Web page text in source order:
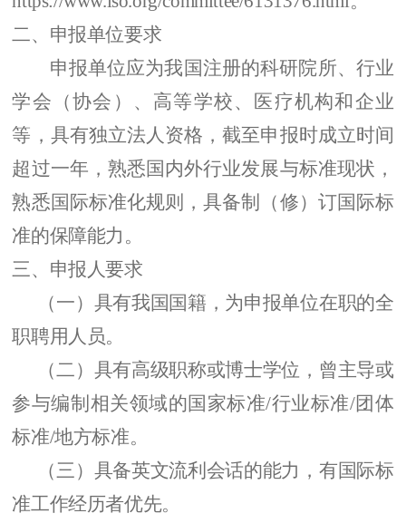
二、 申报单位要求
申报单位应为我国注册的科研院所、 行业
学会（协会）、 高等学校、 医疗机构和企业
等，具有独立法人资格，截至申报时成立时间
超过一年 ， 熟悉国内外行业发展与标准现状 ，
熟悉国际标准化规则，具备制（修）订国际标
准的保障能力。
三、 申报人要求
（一） 具有我国国籍，为申报单位在职的全
职聘用人员。
（二） 具有高级职称或博士学位， 曾主导或
参与编制相关领域的国家标准/行业标准/团体
标准/地方标准。
（三） 具备英文流利 会话的能力，有国际标
准工作经历者优先。